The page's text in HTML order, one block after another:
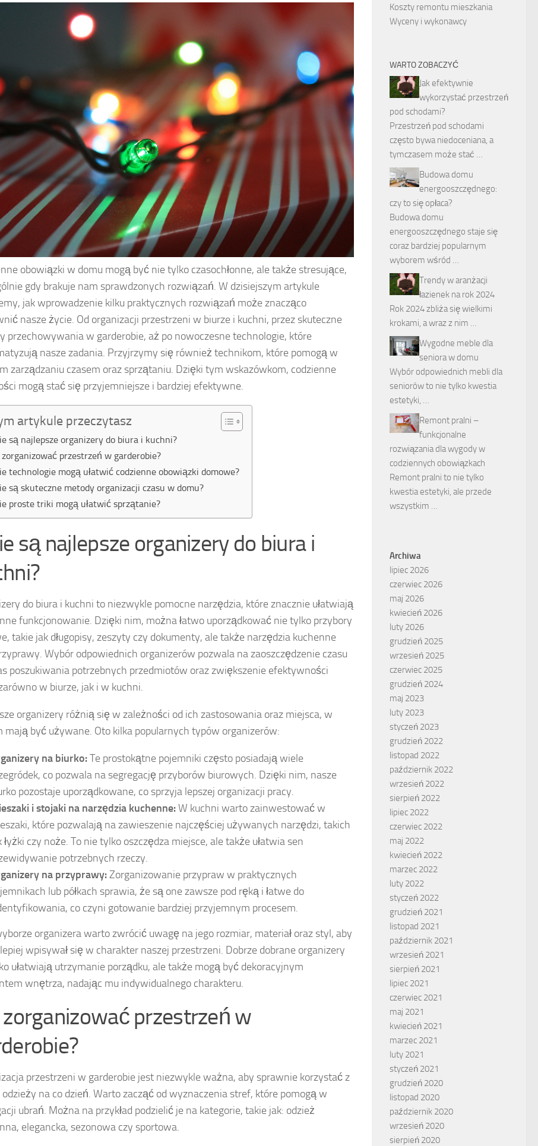
obowiązki w domu mogą być nie tylko czasochłonne, ale także stresujące,
gdy brakuje nam sprawdzonych rozwiązań. W dzisiejszym artykule
jak wprowadzenie kilku praktycznych rozwiązań może znacząco
nasze życie. Od organizacji przestrzeni w biurze i kuchni, przez skuteczne
przechowywania w garderobie, aż po nowoczesne technologie, które
nasze zadania. Przyjrzymy się również technikom, które pomogą w
zarządzaniu czasem oraz sprzątaniu. Dzięki tym wskazówkom, codzienne
mogą stać się przyjemniejsze i bardziej efektywne.
artykule przeczytasz
są najlepsze organizery do biura i kuchni?
zorganizować przestrzeń w garderobie?
technologie mogą ułatwić codzienne obowiązki domowe?
są skuteczne metody organizacji czasu w domu?
proste triki mogą ułatwić sprzątanie?
są najlepsze organizery do biura i
do biura i kuchni to niezwykle pomocne narzędzia, które znacznie ułatwiają
funkcjonowanie. Dzięki nim, można łatwo uporządkować nie tylko przybory
takie jak długopisy, zeszyty czy dokumenty, ale także narzędzia kuchenne
Wybór odpowiednich organizerów pozwala na zaoszczędzenie czasu
poszukiwania potrzebnych przedmiotów oraz zwiększenie efektywności
w biurze, jak i w kuchni.
organizery różnią się w zależności od ich zastosowania oraz miejsca, w
mają być używane. Oto kilka popularnych typów organizerów:
na biurko:Te prostokątne pojemniki często posiadają wiele
co pozwala na segregację przyborów biurowych. Dzięki nim, nasze
pozostaje uporządkowane, co sprzyja lepszej organizacji pracy.
i stojaki na narzędzia kuchenne:W kuchni warto zainwestować w
które pozwalają na zawieszenie najczęściej używanych narzędzi, takich
łyżki czy noże. To nie tylko oszczędza miejsce, ale także ułatwia sen
potrzebnych rzeczy.
na przyprawy:Zorganizowanie przypraw w praktycznych
lub półkach sprawia, że są one zawsze pod ręką i łatwe do
co czyni gotowanie bardziej przyjemnym procesem.
organizera warto zwrócić uwagę na jego rozmiar, materiał oraz styl, aby
wpisywał się w charakter naszej przestrzeni. Dobrze dobrane organizery
ułatwiają utrzymanie porządku, ale także mogą być dekoracyjnym
wnętrza, nadając mu indywidualnego charakteru.
zorganizować przestrzeń w
przestrzeni w garderobie jest niezwykle ważna, aby sprawnie korzystać z
odzieży na co dzień. Warto zacząć od wyznaczenia stref, które pomogą w
ubrań. Można na przykład podzielić je na kategorie, takie jak: odzież
elegancka, sezonowa czy sportowa.
Koszty remontu mieszkania
Wyceny i wykonawcy
WARTO ZOBACZYĆ
Jak efektywnie
wykorzystać przestrzeń
pod schodami?
Przestrzeń pod schodami
często bywa niedoceniana, a
tymczasem może stać …
Budowa domu
energooszczędnego:
czy to się opłaca?
Budowa domu
energooszczędnego staje się
coraz bardziej popularnym
wyborem wśród …
Trendy w aranżacji
łazienek na rok 2024
Rok 2024 zbliża się wielkimi
krokami, a wraz z nim …
Wygodne meble dla
seniora w domu
Wybór odpowiednich mebli dla
seniorów to nie tylko kwestia
estetyki, …
Remont pralni –
funkcjonalne
rozwiązania dla wygody w
codziennych obowiązkach
Remont pralni to nie tylko
kwestia estetyki, ale przede
wszystkim …
Archiwa
lipiec 2026
czerwiec 2026
maj 2026
kwiecień 2026
luty 2026
grudzień 2025
wrzesień 2025
czerwiec 2025
grudzień 2024
maj 2023
luty 2023
styczeń 2023
grudzień 2022
listopad 2022
październik 2022
wrzesień 2022
sierpień 2022
lipiec 2022
czerwiec 2022
maj 2022
kwiecień 2022
marzec 2022
luty 2022
styczeń 2022
grudzień 2021
listopad 2021
październik 2021
wrzesień 2021
sierpień 2021
lipiec 2021
czerwiec 2021
maj 2021
kwiecień 2021
marzec 2021
luty 2021
styczeń 2021
grudzień 2020
listopad 2020
październik 2020
wrzesień 2020
sierpień 2020